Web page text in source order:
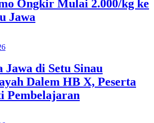
Ongkir Mulai 2.000/kg ke
Jawa
Jawa di Setu Sinau
Dalem HB X, Peserta
Pembelajaran